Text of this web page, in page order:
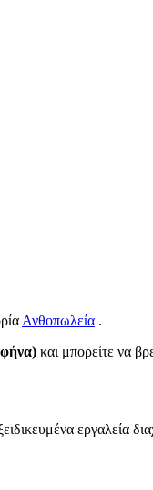
Ανθοπωλεία .
και μπορείτε να
εργαλεία